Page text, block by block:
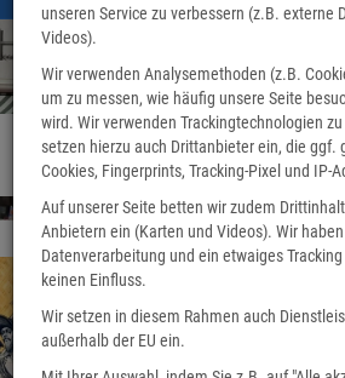
unseren Service zu verbessern (z.B. externe
Videos).
Wir verwenden Analysemethoden (z.B.
um zu messen, wie häufig unsere Seite
wird. Wir verwenden Trackingtechnologien
setzen hierzu auch Drittanbieter ein, die ggf.
Cookies, Fingerprints, Tracking-Pixel und IP-
Auf unserer Seite betten wir zudem
Anbietern ein (Karten und Videos). Wir
Datenverarbeitung und ein etwaiges
keinen Einfluss.
Wir setzen in diesem Rahmen auch
außerhalb der EU ein.
Seit 1. August 1900 Ihre
Ort!